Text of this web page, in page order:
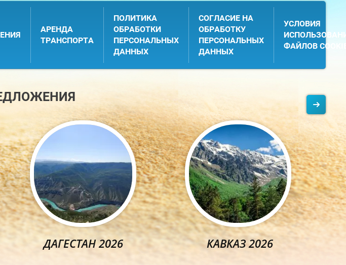
АРЕНДА
ТРАНСПОРТА
ПОЛИТИКА
ОБРАБОТКИ
ПЕРСОНАЛЬНЫХ
ДАННЫХ
СОГЛАСИЕ НА
ОБРАБОТКУ
ПЕРСОНАЛЬНЫХ
ДАННЫХ
УСЛОВИЯ
ФАЙЛОВ
ДАГЕСТАН 2026 КАВКАЗ 2026